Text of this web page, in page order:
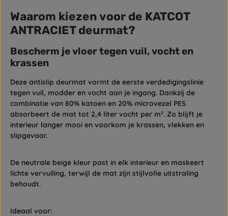
Waarom kiezen voor de KATCOT
ANTRACIET deurmat?
Bescherm je vloer tegen vuil, vocht en
krassen
Deze antislip deurmat vormt de eerste verdedigingslinie
tegen vuil, modder en vocht aan je ingang. Dankzij de
combinatie van 80% katoen en 20% microvezel PES
absorbeert de mat tot 2,4 liter vocht per m². Zo blijft je
interieur langer mooi en voorkom je krassen, vlekken en
slipgevaar.
De neutrale beige kleur past in elk interieur en maskeert
lichte vervuiling, terwijl de mat zijn stijlvolle uitstraling
behoudt.
Ideaal voor: